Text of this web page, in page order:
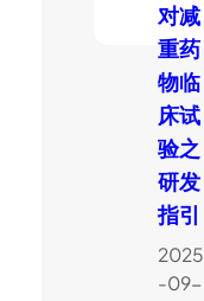
对减
重药
物临
床试
验之
研发
指引
2025
-09-